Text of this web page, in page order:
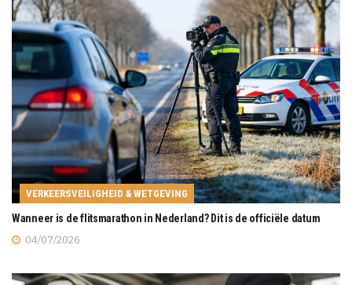
VERKEERSVEILIGHEID & WETGEVING
Wanneer is de flitsmarathon in Nederland? Dit is de officiële datum
04/07/2026